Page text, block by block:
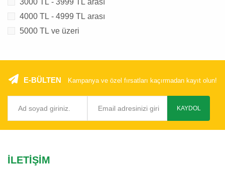
3000 TL - 3999 TL arası
4000 TL - 4999 TL arası
5000 TL ve üzeri
E-BÜLTEN Kampanya ve özel fırsatları kaçırmadan kayıt olun!
KAYDOL
İLETIŞIM